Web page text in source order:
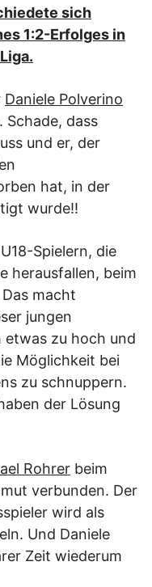
sich
1:2-Erfolges in
Daniele Polverino
Schade, dass
und er, der
hat, in der
wurde!!
Spielern, die
herausfallen, beim
macht
jungen
etwas zu hoch und
Möglichkeit bei
zu schnuppern.
der Lösung
Rohrer beim
verbunden. Der
wird als
Und Daniele
Zeit wiederum